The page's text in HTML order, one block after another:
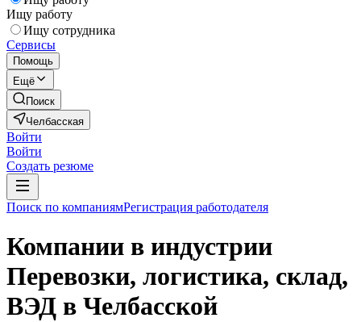
Ищу работу
Ищу сотрудника
Сервисы
Помощь
Ещё
Поиск
Челбасская
Войти
Войти
Создать резюме
Поиск по компаниямРегистрация работодателя
Компании в индустрии
Перевозки, логистика, склад,
ВЭД в Челбасской